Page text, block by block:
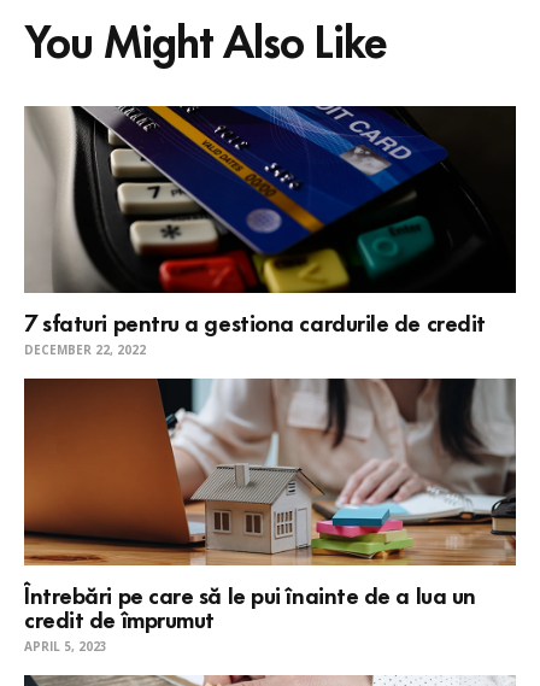
You Might Also Like
7 sfaturi pentru a gestiona cardurile de credit
DECEMBER 22, 2022
Întrebări pe care să le pui înainte de a lua un
credit de împrumut
APRIL 5, 2023